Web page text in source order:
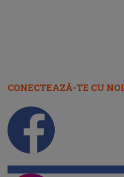
CONECTEAZĂ-TE CU NOI